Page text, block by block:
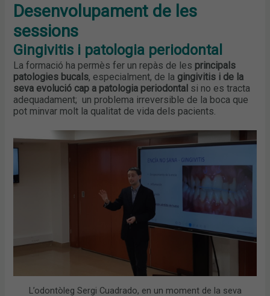
Desenvolupament de les
sessions
Gingivitis i patologia periodontal
La formació ha permès fer un repàs de les principals
patologies bucals, especialment, de la gingivitis i de la
seva evolució cap a patologia periodontal si no es tracta
adequadament; un problema irreversible de la boca que
pot minvar molt la qualitat de vida dels pacients.
L’odontòleg Sergi Cuadrado, en un moment de la seva